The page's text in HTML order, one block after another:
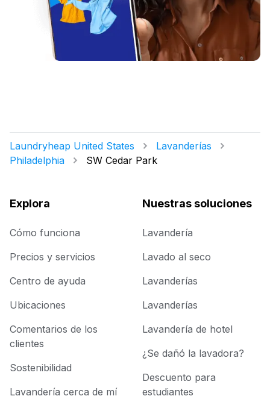
Laundryheap United States
Lavanderías
Philadelphia
SW Cedar Park
Explora
Cómo funciona
Precios y servicios
Centro de ayuda
Ubicaciones
Comentarios de los
clientes
Sostenibilidad
Lavandería cerca de mí
Nuestras soluciones
Lavandería
Lavado al seco
Lavanderías
Lavanderías
Lavandería de hotel
¿Se dañó la lavadora?
Descuento para
estudiantes